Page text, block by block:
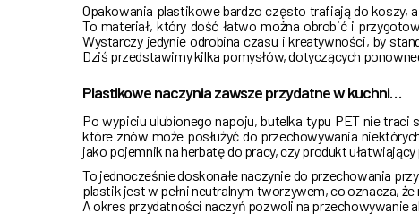
Opakowania plastikowe bardzo często trafiają do
To materiał, który dość łatwo można obrobić i
Wystarczy jedynie odrobina czasu i kreatywności, by
Dziś przedstawimy kilka pomysłów, dotyczących
Plastikowe naczynia zawsze przydatne w kuchni…
Po wypiciu ulubionego napoju, butelka typu PET nie
które znów może posłużyć do przechowywania
jako pojemnik na herbatę do pracy, czy produkt
To jednocześnie doskonałe naczynie do przechowania
plastik jest w pełni neutralnym tworzywem, co oznacza,
A okres przydatności naczyń pozwoli na przechowywanie